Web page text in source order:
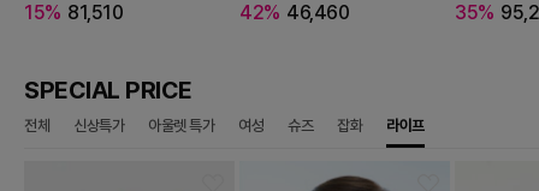
19%403,380 10%412,200 19%
19% 19%
45,050 46%73,860 20%111,200
64% 179,280 60%239,200
64,900 65,320
15% 81,510 42% 46,460 35%
SPECIAL PRICE
전체 신상특가 아울렛 특가 여성 슈즈 잡화 라이프